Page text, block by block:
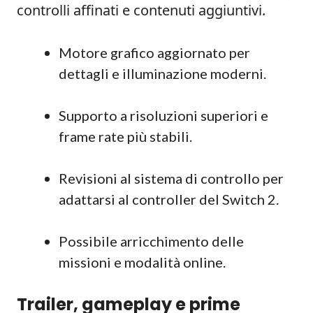
controlli affinati e contenuti aggiuntivi.
Motore grafico aggiornato per
dettagli e illuminazione moderni.
Supporto a risoluzioni superiori e
frame rate più stabili.
Revisioni al sistema di controllo per
adattarsi al controller del Switch 2.
Possibile arricchimento delle
missioni e modalità online.
Trailer, gameplay e prime